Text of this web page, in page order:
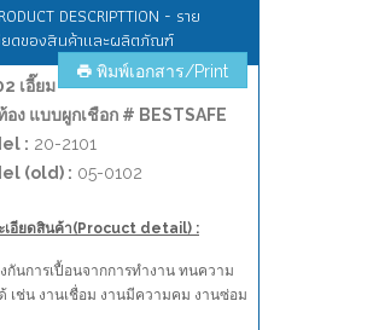
DESCRIPTTION - ราย
ยดของสินค้าและผลิตภัณฑ์
พิมพ์เอกสาร/Print
เอี๊ยม
อง แบบผูกเชือก # BESTSAFE
: 20-2101
(old) : 05-0102
เอียดสินค้า(Procuct detail) :
กันการเปื้อนจากการทำงาน ทนความ
เช่น งานเชื่อม งานมีความคม งานซ่อม